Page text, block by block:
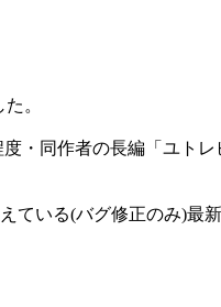
。
・同作者の長編「ユト
ている(バグ修正のみ)最